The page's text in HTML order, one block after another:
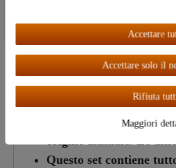
litri con termometro di
montato e tutti gli
avvio rapido.
Questo alambicco è
grande amore, cura ed
100% senza piombo e
origine animale. Lo
Questo set contiene
Accettare
Accettare solo il
Rifiuta
Maggiori